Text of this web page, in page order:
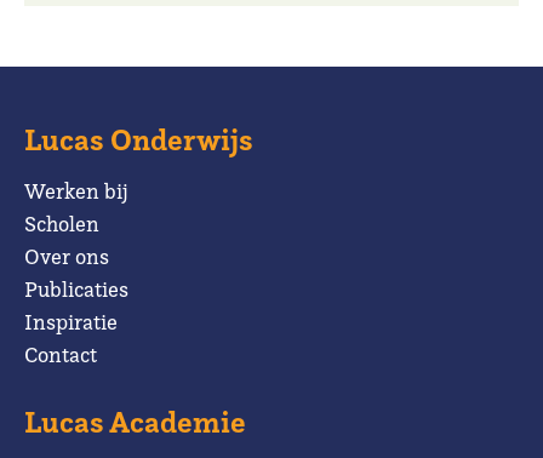
Lucas Onderwijs
Werken bij
Scholen
Over ons
Publicaties
Inspiratie
Contact
Lucas Academie